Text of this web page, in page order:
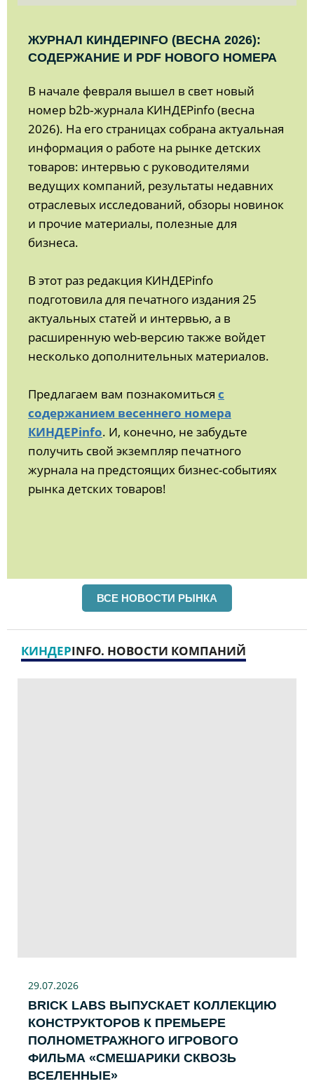
ЖУРНАЛ КИНДЕРINFO (ВЕСНА 2026):
СОДЕРЖАНИЕ И PDF НОВОГО НОМЕРА
В начале февраля вышел в свет новый
номер b2b‑журнала КИНДЕРinfo (весна
2026). На его страницах собрана актуальная
информация о работе на рынке детских
товаров: интервью с руководителями
ведущих компаний, результаты недавних
отраслевых исследований, обзоры новинок
и прочие материалы, полезные для
бизнеса.
В этот раз редакция КИНДЕРinfo
подготовила для печатного издания 25
актуальных статей и интервью, а в
расширенную web-версию также войдет
несколько дополнительных материалов.
Предлагаем вам познакомиться с
содержанием весеннего номера
КИНДЕРinfo. И, конечно, не забудьте
получить свой экземпляр печатного
журнала на предстоящих бизнес-событиях
рынка детских товаров!
ВСЕ НОВОСТИ РЫНКА
КИНДЕРINFO. НОВОСТИ КОМПАНИЙ
29.07.2026
BRICK LABS ВЫПУСКАЕТ КОЛЛЕКЦИЮ
КОНСТРУКТОРОВ К ПРЕМЬЕРЕ
ПОЛНОМЕТРАЖНОГО ИГРОВОГО
ФИЛЬМА «CМЕШАРИКИ СКВОЗЬ
ВСЕЛЕННЫЕ»